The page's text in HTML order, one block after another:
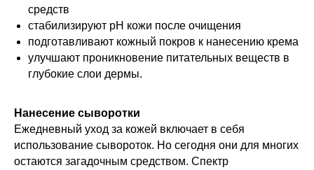
средств
стабилизируют pH кожи после очищения
подготавливают кожный покров к нанесению крема
улучшают проникновение питательных веществ в
глубокие слои дермы.
Нанесение сыворотки
Ежедневный уход за кожей включает в себя
использование сывороток. Но сегодня они для многих
остаются загадочным средством. Спектр